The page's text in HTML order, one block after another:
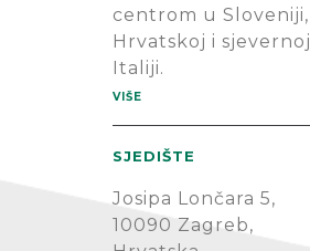
centrom u Sloveniji,
Hrvatskoj i sjevernoj
Italiji.
VIŠE
SJEDIŠTE
Josipa Lončara 5,
10090 Zagreb,